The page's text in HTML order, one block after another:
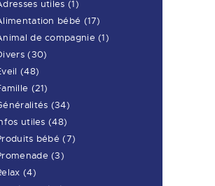
utiles (1)
bébé (17)
de compagnie (1)
(30)
(48)
(21)
(34)
utiles (48)
bébé (7)
(3)
(4)